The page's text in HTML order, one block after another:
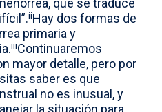
que se traduce
iiHay dos formas de
primaria y
iiiContinuaremos
mayor detalle, pero por
saber es que
no es inusual, y
la situación para